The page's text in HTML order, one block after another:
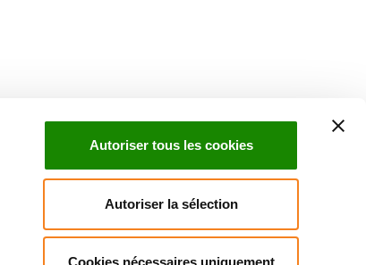
Autoriser tous les cookies
Autoriser la sélection
Cookies nécessaires uniquement